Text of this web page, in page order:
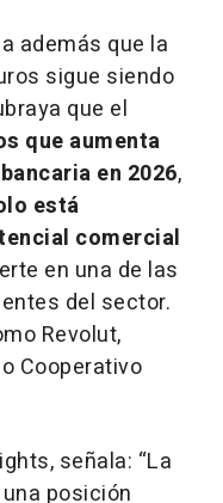
además que la
sigue siendo
que el
que aumenta
en 2026,
está
comercial
en una de las
del sector.
Revolut,
Cooperativo
señala: “La
posición